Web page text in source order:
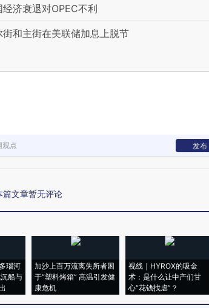
济衰退对OPEC不利
和主街在美联储加息上脱节
观点 发布
篇文章暂无评论
瑙河
船与
加沙上百万流离失所者困
于“塑料烤箱” 高温引发健
康危机
视线｜HYROX的吸金
术：是什么让中产们甘
心“花钱找虐”？